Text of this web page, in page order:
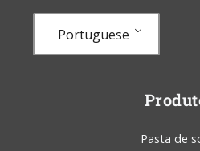
Portuguese
Pasta de